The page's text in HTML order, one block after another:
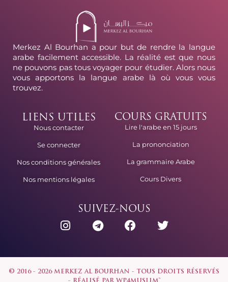
Merkez Al Bourhan a pour but de rendre la langue
arabe facilement accessible. La réalité est que nous
ne pouvons pas tous voyager pour étudier. Alors nous
vous apportons la langue arabe là où vous vous
trouvez.
LIENS UTILES
Nous contacter
Se connecter
Nos conditions générales
Nos mentions légales
COURS GRATUITS
Lire l'arabe en 15 jours
La prononciation
La grammaire Arabe
Cours Divers
SUIVEZ-NOUS
© 2016 - 2026 MERKEZ AL BOURHAN - TOUS DROITS RÉSERVÉS